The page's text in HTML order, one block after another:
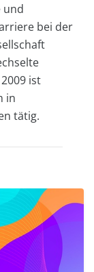
und
bei der
ist
in
tätig.